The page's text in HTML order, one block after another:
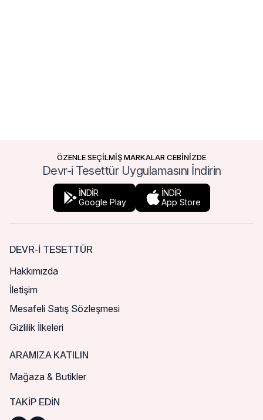
ÖZENLE SEÇİLMİŞ MARKALAR CEBİNİZDE
Devr-i Tesettür Uygulamasını İndirin
İNDİR
Google Play
İNDİR
App Store
DEVR-I TESETTÜR
Hakkımızda
İletişim
Mesafeli Satış Sözleşmesi
Gizlilik İlkeleri
ARAMIZA KATILIN
Mağaza & Butikler
TAKIP EDIN